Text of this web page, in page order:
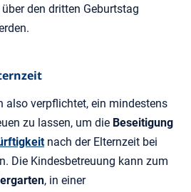
den dritten Geburtstag
also verpflichtet, ein mindestens
zu lassen, um die Beseitigung
nach der Elternzeit bei
Die Kindesbetreuung kann zum
, in einer